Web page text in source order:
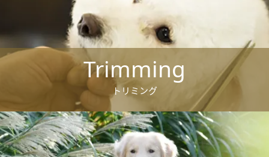
Trimming
トリミング